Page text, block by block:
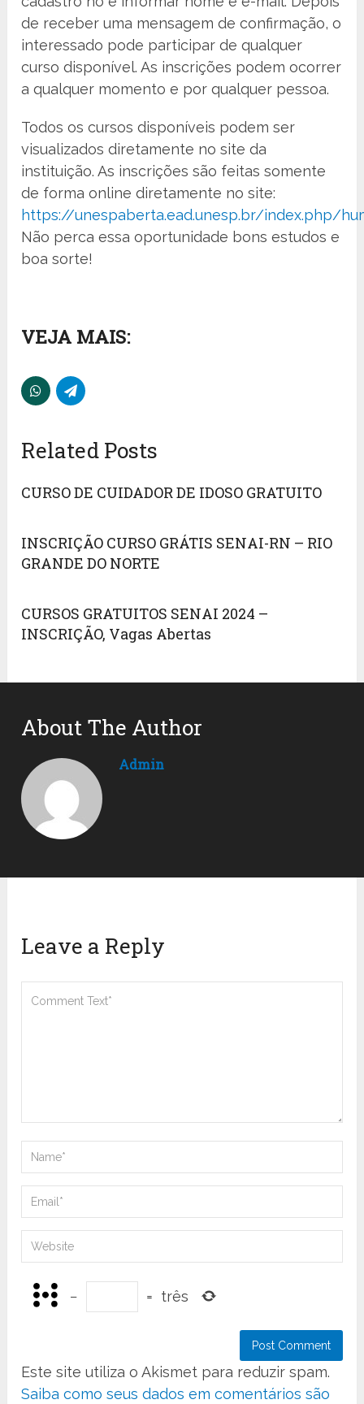
de receber uma mensagem de confirmação, o
interessado pode participar de qualquer
curso disponível. As inscrições podem ocorrer
a qualquer momento e por qualquer pessoa.
Todos os cursos disponíveis podem ser
visualizados diretamente no site da
instituição. As inscrições são feitas somente
de forma online diretamente no site:
https://unespaberta.ead.unesp.br/index.php/
Não perca essa oportunidade bons estudos e
boa sorte!
VEJA MAIS:
Related Posts
CURSO DE CUIDADOR DE IDOSO GRATUITO
INSCRIÇÃO CURSO GRÁTIS SENAI-RN – RIO
GRANDE DO NORTE
CURSOS GRATUITOS SENAI 2024 –
INSCRIÇÃO, Vagas Abertas
About The Author
Admin
Leave a Reply
− = três
Este site utiliza o Akismet para reduzir spam.
Saiba como seus dados em comentários são